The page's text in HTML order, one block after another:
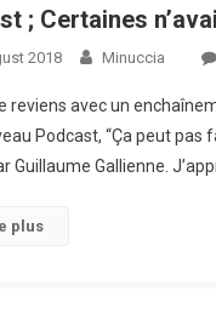
; Certaines
2018 Minuccia
reviens avec un
Podcast, “Ça peut
Guillaume Gallienne.
plus